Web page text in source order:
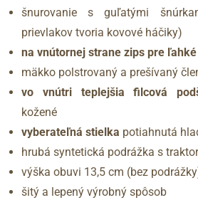
šnurovanie s guľatými
prievlakov tvoria kovové háčiky)
na vnútornej strane zips pre
mäkko polstrovaný a prešívaný
vo vnútri teplejšia filcová
kožené
vyberateľná stielka potiahnutá
hrubá syntetická podrážka s
výška obuvi 13,5 cm (bez
šitý a lepený výrobný spôsob